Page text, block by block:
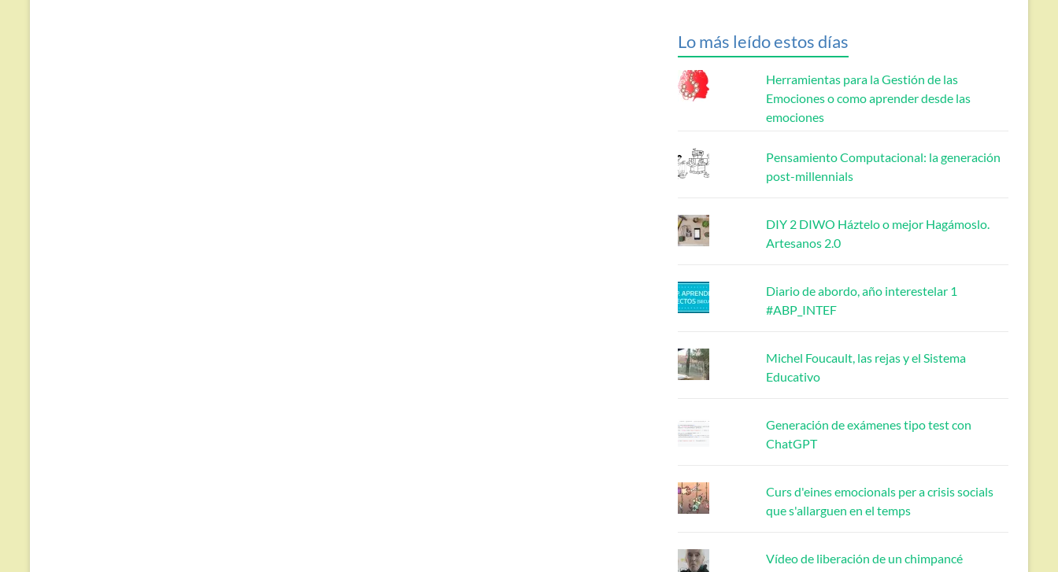
Lo más leído estos días
Herramientas para la Gestión de las
Emociones o como aprender desde las
emociones
Pensamiento Computacional: la generación
post-millennials
DIY 2 DIWO Háztelo o mejor Hagámoslo.
Artesanos 2.0
Diario de abordo, año interestelar 1
#ABP_INTEF
Michel Foucault, las rejas y el Sistema
Educativo
Generación de exámenes tipo test con
ChatGPT
Curs d'eines emocionals per a crisis socials
que s'allarguen en el temps
Vídeo de liberación de un chimpancé